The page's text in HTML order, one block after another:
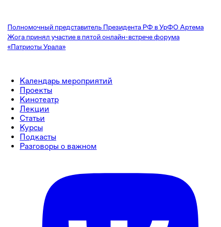
Полномочный представитель Президента РФ в УрФО Артема
Жога принял участие в пятой онлайн-встрече форума
«Патриоты Урала»
Календарь мероприятий
Проекты
Кинотеатр
Лекции
Статьи
Курсы
Подкасты
Разговоры о важном